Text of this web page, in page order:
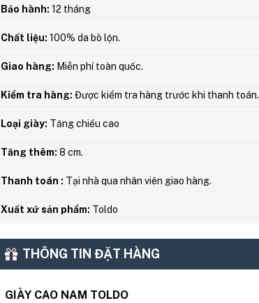
Bảo hành: 12 tháng
Chất liệu: 100% da bò lộn.
Giao hàng: Miễn phí toàn quốc.
Kiểm tra hàng: Được kiểm tra hàng trước khi thanh toán.
Loại giày: Tăng chiều cao
Tăng thêm: 8 cm.
Thanh toán : Tại nhà qua nhân viên giao hàng.
Xuất xứ sản phẩm: Toldo
THÔNG TIN ĐẶT HÀNG
GIÀY CAO NAM TOLDO